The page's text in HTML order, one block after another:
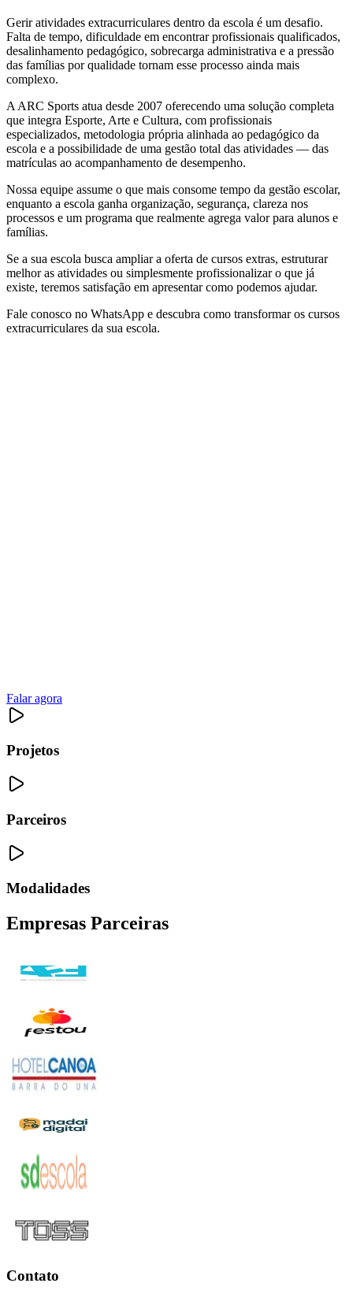
Gerir atividades extracurriculares dentro da escola é um desafio.
Falta de tempo, dificuldade em encontrar profissionais qualificados,
desalinhamento pedagógico, sobrecarga administrativa e a pressão
das famílias por qualidade tornam esse processo ainda mais
complexo.
A ARC Sports atua desde 2007 oferecendo uma solução completa
que integra Esporte, Arte e Cultura, com profissionais
especializados, metodologia própria alinhada ao pedagógico da
escola e a possibilidade de uma gestão total das atividades — das
matrículas ao acompanhamento de desempenho.
Nossa equipe assume o que mais consome tempo da gestão escolar,
enquanto a escola ganha organização, segurança, clareza nos
processos e um programa que realmente agrega valor para alunos e
famílias.
Se a sua escola busca ampliar a oferta de cursos extras, estruturar
melhor as atividades ou simplesmente profissionalizar o que já
existe, teremos satisfação em apresentar como podemos ajudar.
Fale conosco no WhatsApp e descubra como transformar os cursos
extracurriculares da sua escola.
Falar agora
Projetos
Parceiros
Modalidades
Empresas Parceiras
Contato